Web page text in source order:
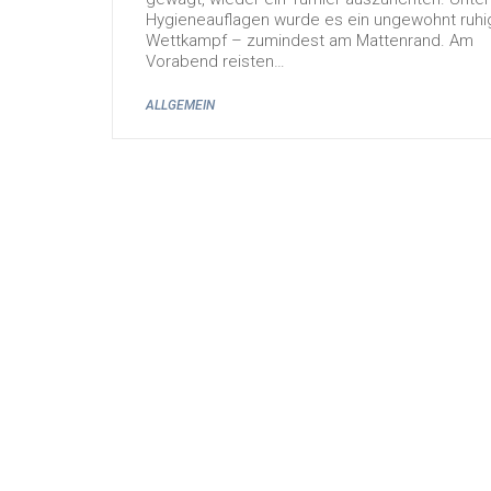
Hygieneauflagen wurde es ein ungewohnt
Wettkampf – zumindest am Mattenrand. Am
Vorabend reisten…
ALLGEMEIN